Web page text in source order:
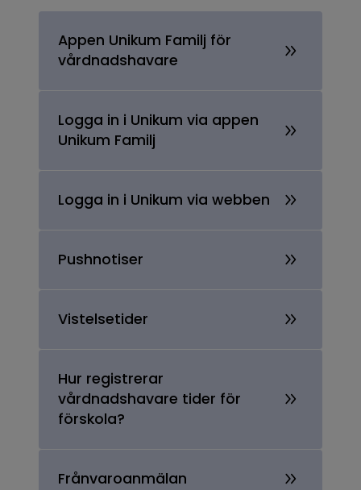
Appen Unikum Familj för
vårdnadshavare
Logga in i Unikum via appen
Unikum Familj
Logga in i Unikum via webben
Pushnotiser
Vistelsetider
Hur registrerar
vårdnadshavare tider för
förskola?
Frånvaroanmälan